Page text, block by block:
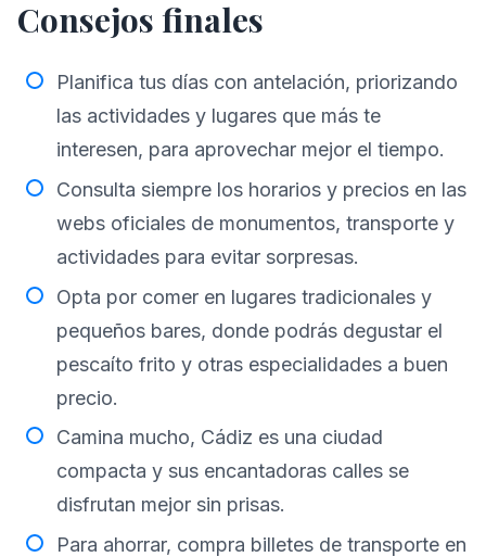
Consejos finales
Planifica tus días con antelación, priorizando
las actividades y lugares que más te
interesen, para aprovechar mejor el tiempo.
Consulta siempre los horarios y precios en las
webs oficiales de monumentos, transporte y
actividades para evitar sorpresas.
Opta por comer en lugares tradicionales y
pequeños bares, donde podrás degustar el
pescaíto frito y otras especialidades a buen
precio.
Camina mucho, Cádiz es una ciudad
compacta y sus encantadoras calles se
disfrutan mejor sin prisas.
Para ahorrar, compra billetes de transporte en